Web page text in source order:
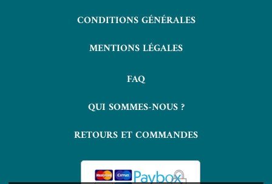
CONDITIONS GÉNÉRALES
MENTIONS LÉGALES
FAQ
QUI SOMMES-NOUS ?
RETOURS ET COMMANDES